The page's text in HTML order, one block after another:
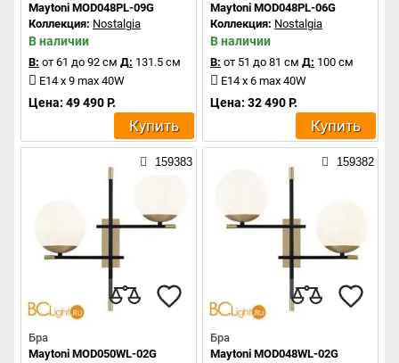
Maytoni MOD048PL-09G
Коллекция: Nostalgia
В наличии
В: от 61 до 92 см Д: 131.5 см
E14 x 9 max 40W
Цена: 49 490 Р.
Купить
Maytoni MOD048PL-06G
Коллекция: Nostalgia
В наличии
В: от 51 до 81 см Д: 100 см
E14 x 6 max 40W
Цена: 32 490 Р.
Купить
159383
Бра
Maytoni MOD050WL-02G
159382
Бра
Maytoni MOD048WL-02G